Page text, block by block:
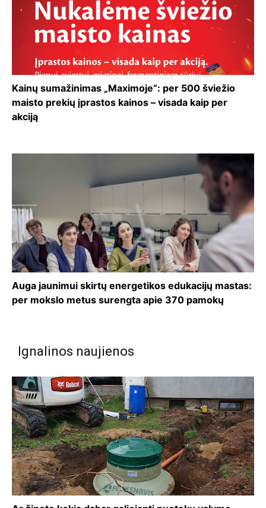
Kainų sumažinimas „Maximoje“: per 500 šviežio
maisto prekių įprastos kainos – visada kaip per
akciją
Auga jaunimui skirtų energetikos edukacijų mastas:
per mokslo metus surengta apie 370 pamokų
Ignalinos naujienos